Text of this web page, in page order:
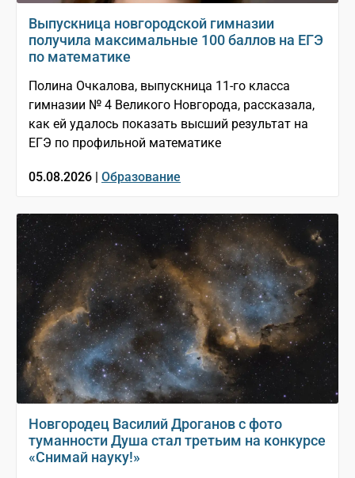
Выпускница новгородской гимназии
получила максимальные 100 баллов на ЕГЭ
по математике
Полина Очкалова, выпускница 11-го класса
гимназии № 4 Великого Новгорода, рассказала,
как ей удалось показать высший результат на
ЕГЭ по профильной математике
05.08.2026 | Образование
Новгородец Василий Дроганов с фото
туманности Душа стал третьим на конкурсе
«Снимай науку!»